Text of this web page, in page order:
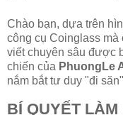
Chào bạn, dựa trên
công cụ Coinglass mà
viết chuyên sâu được
chiến của PhuongLe
nắm bắt tư duy "đi
BÍ QUYẾT